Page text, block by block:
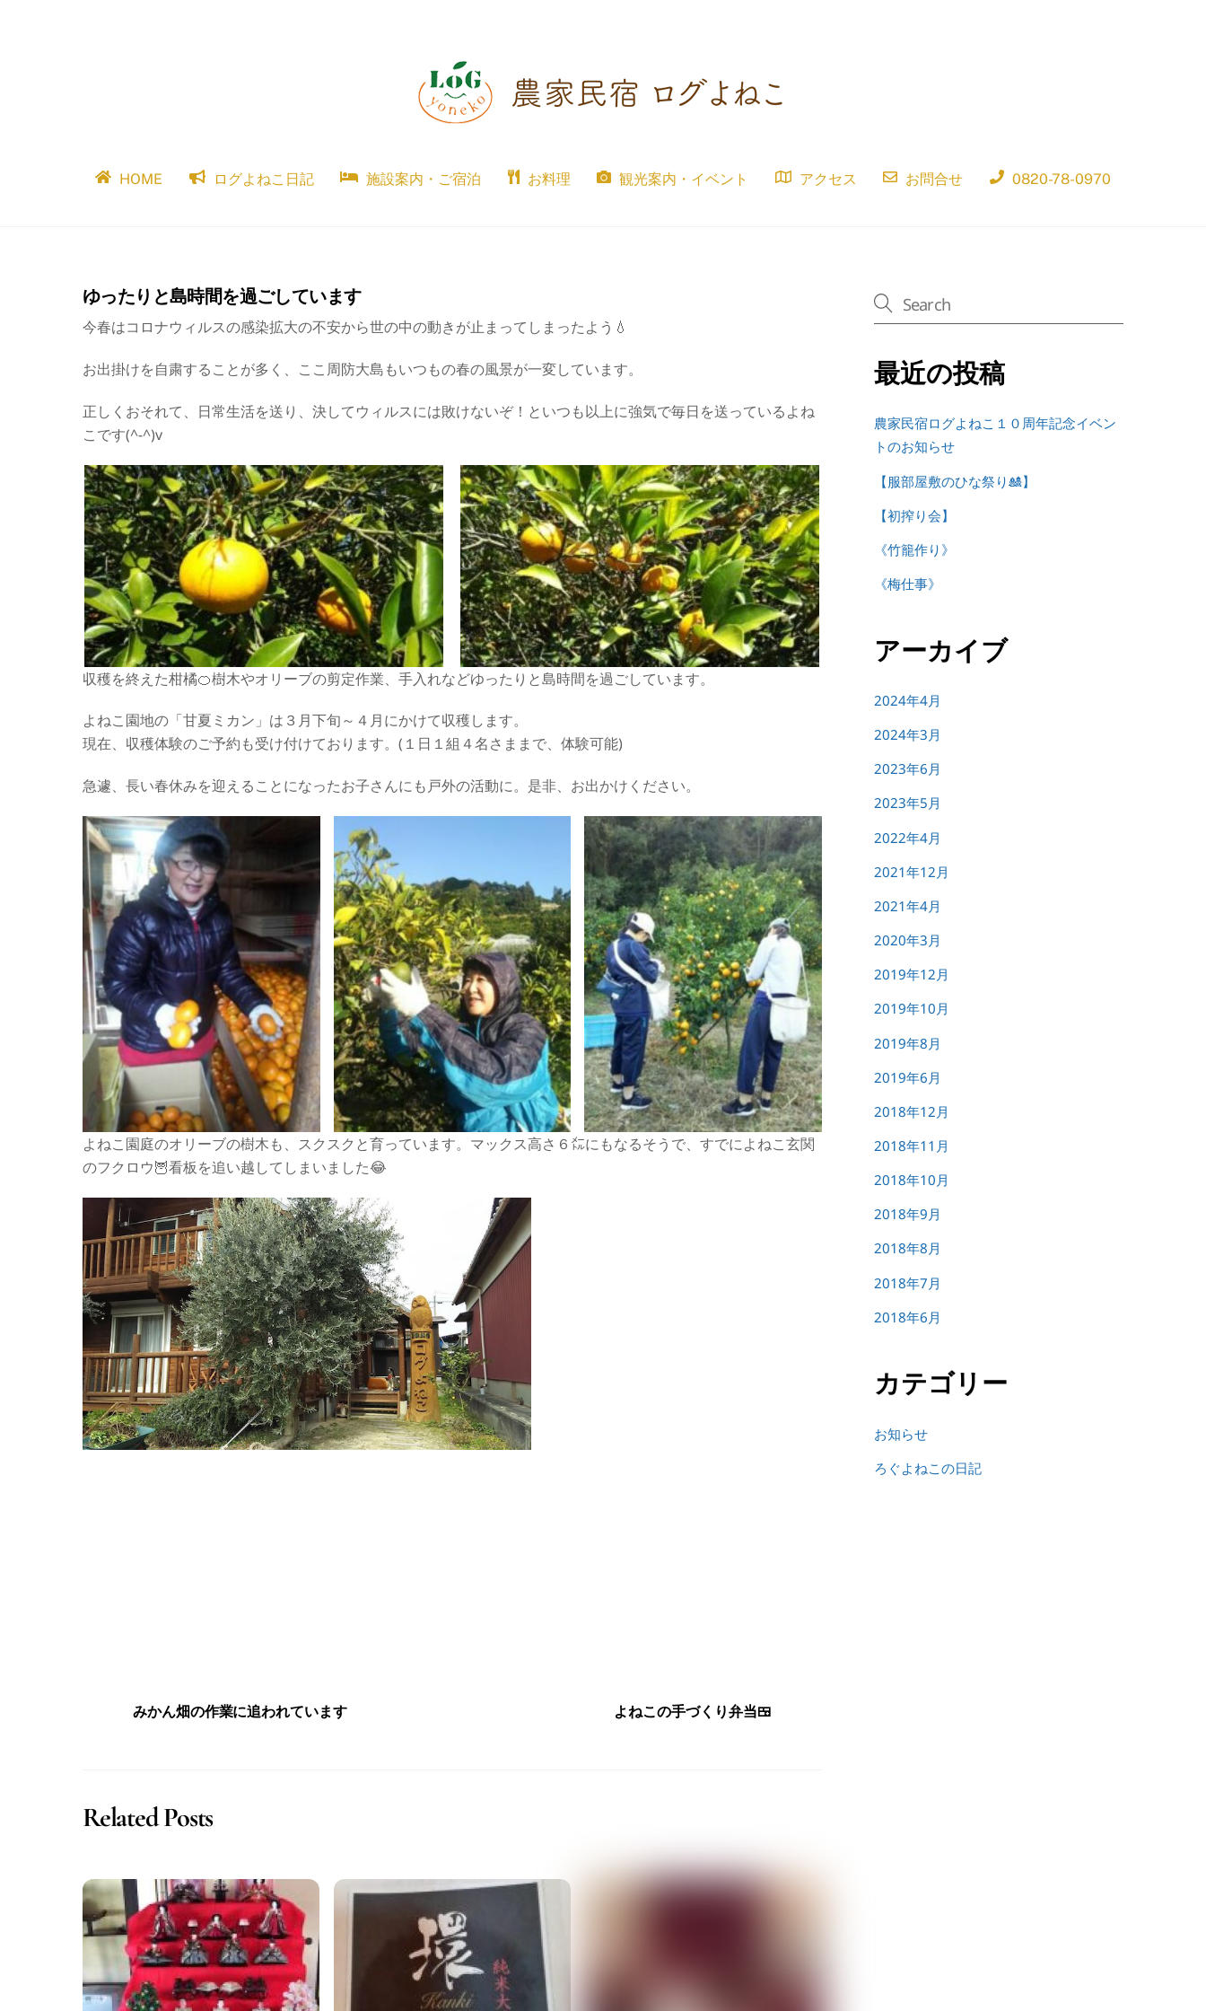
HOME ログよねこ日記 施設案内・ご宿泊 お料理 観光案内・イベント アクセス お問合せ 0820-78-0970
ゆったりと島時間を過ごしています
今春はコロナウィルスの感染拡大の不安から世の中の動きが止まってしまったよう💧
お出掛けを自粛することが多く、ここ周防大島もいつもの春の風景が一変しています。
正しくおそれて、日常生活を送り、決してウィルスには敗けないぞ！といつも以上に強気で毎日を送っているよね
こです(^-^)v
収穫を終えた柑橘🍊樹木やオリーブの剪定作業、手入れなどゆったりと島時間を過ごしています。
よねこ園地の「甘夏ミカン」は３月下旬～４月にかけて収穫します。
現在、収穫体験のご予約も受け付けております。(１日１組４名さままで、体験可能)
急遽、長い春休みを迎えることになったお子さんにも戸外の活動に。是非、お出かけください。
よねこ園庭のオリーブの樹木も、スクスクと育っています。マックス高さ６㍍にもなるそうで、すでによねこ玄関
のフクロウ🦉看板を追い越してしまいました😂
みかん畑の作業に追われています よねこの手づくり弁当🍱
Related Posts
最近の投稿
農家民宿ログよねこ１０周年記念イベン
トのお知らせ
【服部屋敷のひな祭り🎎】
【初搾り会】
《竹籠作り》
《梅仕事》
アーカイブ
2024年4月
2024年3月
2023年6月
2023年5月
2022年4月
2021年12月
2021年4月
2020年3月
2019年12月
2019年10月
2019年8月
2019年6月
2018年12月
2018年11月
2018年10月
2018年9月
2018年8月
2018年7月
2018年6月
カテゴリー
お知らせ
ろぐよねこの日記